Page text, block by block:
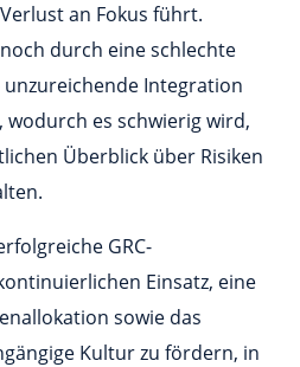
an Fokus führt.
durch eine schlechte
Integration
wodurch es schwierig wird,
Überblick über Risiken
GRC-
Einsatz, eine
sowie das
Kultur zu fördern, in